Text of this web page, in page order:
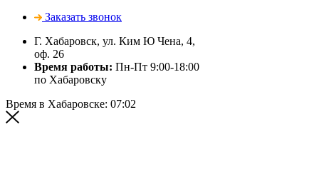
Заказать звонок
Г. Хабаровск, ул. Ким Ю Чена, 4,
оф. 26
Время работы: Пн-Пт 9:00-18:00
по Хабаровску
Время в Хабаровске: 07:02